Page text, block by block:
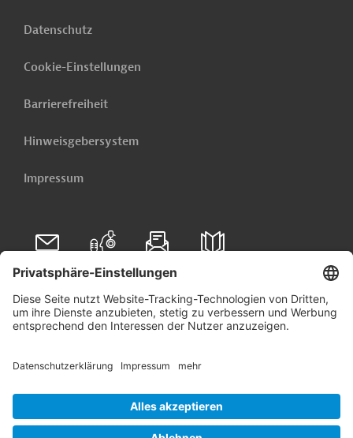
Datenschutz
Cookie-Einstellungen
Barrierefreiheit
Hinweisgebersystem
Impressum
Folgen Sie uns auf
Linkedin
© 2026 Germany Trade & Invest